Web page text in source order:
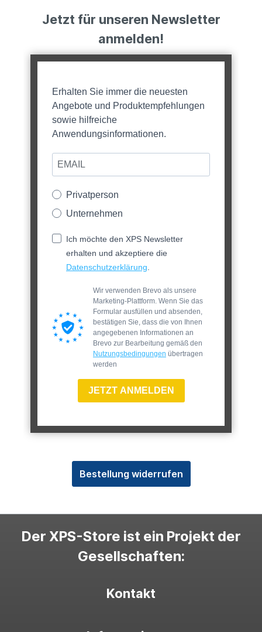
Jetzt für unseren Newsletter
anmelden!
Erhalten Sie immer die neuesten
Angebote und Produktempfehlungen
sowie hilfreiche
Anwendungsinformationen.
Privatperson
Unternehmen
Ich möchte den XPS Newsletter
erhalten und akzeptiere die
Datenschutzerklärung
Wir verwenden Brevo als unsere
Marketing-Plattform. Wenn Sie das
Formular ausfüllen und absenden,
bestätigen Sie, dass die von Ihnen
angegebenen Informationen an
Brevo zur Bearbeitung gemäß den
Nutzungsbedingungen übertragen
werden
JETZT ANMELDEN
Bestellung widerrufen
Der XPS-Store ist ein Projekt der
Gesellschaften:
Kontakt